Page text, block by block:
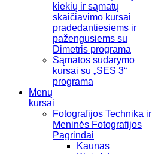
kiekių ir sąmatų
skaičiavimo kursai
pradedantiesiems ir
pažengusiems su
Dimetris programa
Sąmatos sudarymo
kursai su „SES 3“
programa
Menų
kursai
Fotografijos Technika ir
Meninės Fotografijos
Pagrindai
Kaunas